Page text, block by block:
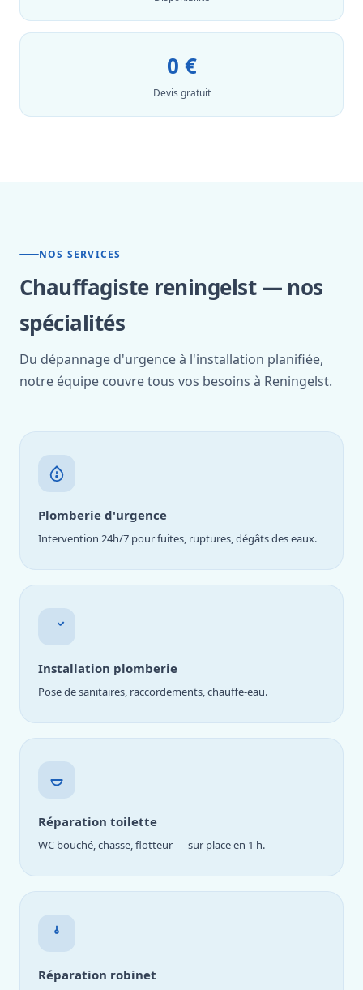
0 €
Devis gratuit
NOS SERVICES
Chauffagiste reningelst — nos
spécialités
Du dépannage d'urgence à l'installation planifiée,
notre équipe couvre tous vos besoins à Reningelst.
Plomberie d'urgence
Intervention 24h/7 pour fuites, ruptures, dégâts des eaux.
Installation plomberie
Pose de sanitaires, raccordements, chauffe-eau.
Réparation toilette
WC bouché, chasse, flotteur — sur place en 1 h.
Réparation robinet